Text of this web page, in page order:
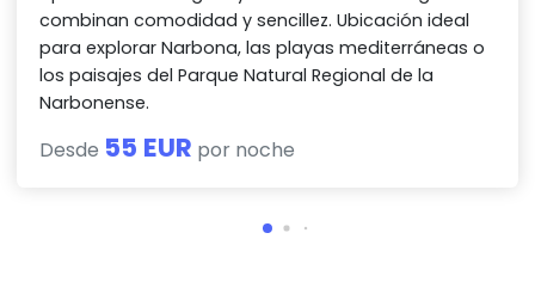
combinan comodidad y sencillez. Ubicación ideal
para explorar Narbona, las playas mediterráneas o
los paisajes del Parque Natural Regional de la
Narbonense.
Desde 55 EUR por noche